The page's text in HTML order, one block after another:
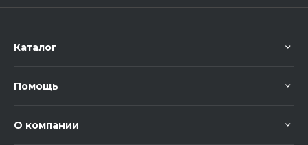
Каталог
Помощь
О компании